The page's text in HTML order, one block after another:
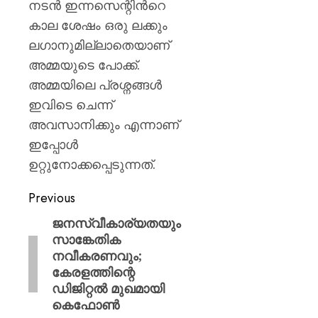
നടന്‍ ഇന്നസെന്റിന്‍റെ
കാല ശേഷം ഒരു ലക്കും
ലഗാനുമില്ലാതെയാണ്
അമ്മയുടെ പോക്ക്.
അമ്മയിലെ പ്രശ്നങ്ങള്‍
ഇവിടെ ചെന്ന്
അവസാനിക്കും എന്നാണ്
ഇപ്പോള്‍
ഉറ്റുനോക്കപ്പെടുന്നത്.
Previous
ജനസ്വീകാര്യതയും
സാങ്കേതിക
നവീകരണവും;
കേരളത്തിന്റെ
ഡിജിറ്റൽ മുഖമായി
കെഫോൺ